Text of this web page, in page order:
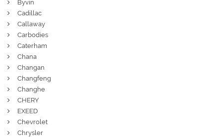
Byvin
Cadillac
Callaway
Carbodies
Caterham
Chana
Changan
Changfeng
Changhe
CHERY
EXEED
Chevrolet
Chrysler